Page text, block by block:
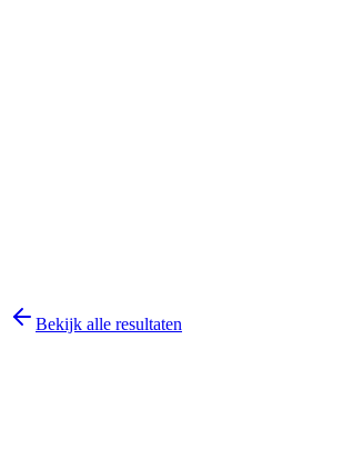
Bekijk alle resultaten